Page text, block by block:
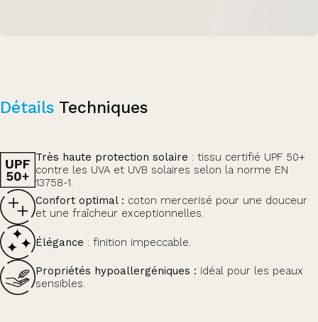
Détails Techniques
Très haute protection solaire : tissu certifié UPF 50+
contre les UVA et UVB solaires selon la norme EN
13758-1.
Confort optimal : coton mercerisé pour une douceur
et une fraîcheur exceptionnelles.
Élégance : finition impeccable.
Propriétés hypoallergéniques : idéal pour les peaux
sensibles.